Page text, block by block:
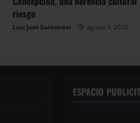
riesgo
Luis José Santander agosto 6, 2026
ESPACIO